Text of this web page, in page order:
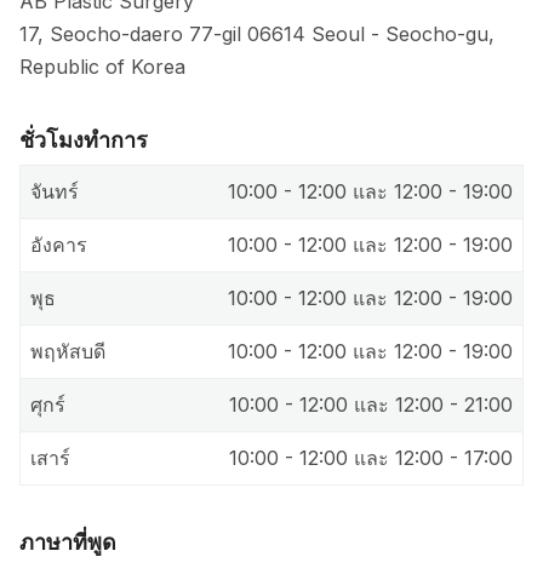
17, Seocho-daero 77-gil 06614 Seoul - Seocho-gu,
Republic of Korea
ชั่วโมงทำการ
จันทร์ 10:00 - 12:00 และ 12:00 - 19:00
อังคาร 10:00 - 12:00 และ 12:00 - 19:00
พุธ 10:00 - 12:00 และ 12:00 - 19:00
พฤหัสบดี 10:00 - 12:00 และ 12:00 - 19:00
ศุกร์ 10:00 - 12:00 และ 12:00 - 21:00
เสาร์ 10:00 - 12:00 และ 12:00 - 17:00
ภาษาที่พูด